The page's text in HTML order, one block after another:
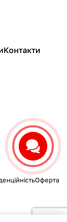
Контакти
Оферта